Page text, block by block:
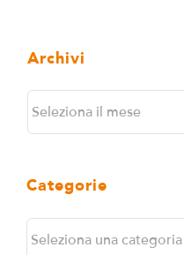
Archivi
Archivi
Categorie